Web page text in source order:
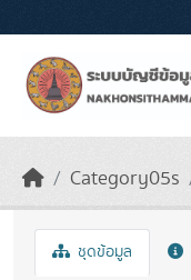
Category05s
ชุดข้อมูล